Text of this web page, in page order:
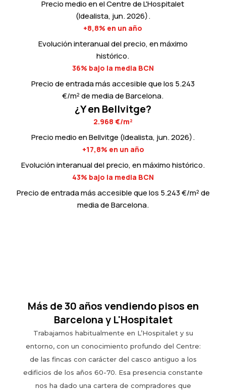
Precio medio en el Centre de L'Hospitalet
(Idealista, jun. 2026).
+8,8% en un año
Evolución interanual del precio, en máximo
histórico.
36% bajo la media BCN
Precio de entrada más accesible que los 5.243
€/m² de media de Barcelona.
¿Y en Bellvitge?
2.968 €/m²
Precio medio en Bellvitge (Idealista, jun. 2026).
+17,8% en un año
Evolución interanual del precio, en máximo histórico.
43% bajo la media BCN
Precio de entrada más accesible que los 5.243 €/m² de
media de Barcelona.
Más de 30 años vendiendo pisos en
Barcelona y L'Hospitalet
Trabajamos habitualmente en L’Hospitalet y su
entorno, con un conocimiento profundo del Centre:
de las fincas con carácter del casco antiguo a los
edificios de los años 60-70. Esa presencia constante
nos ha dado una cartera de compradores que